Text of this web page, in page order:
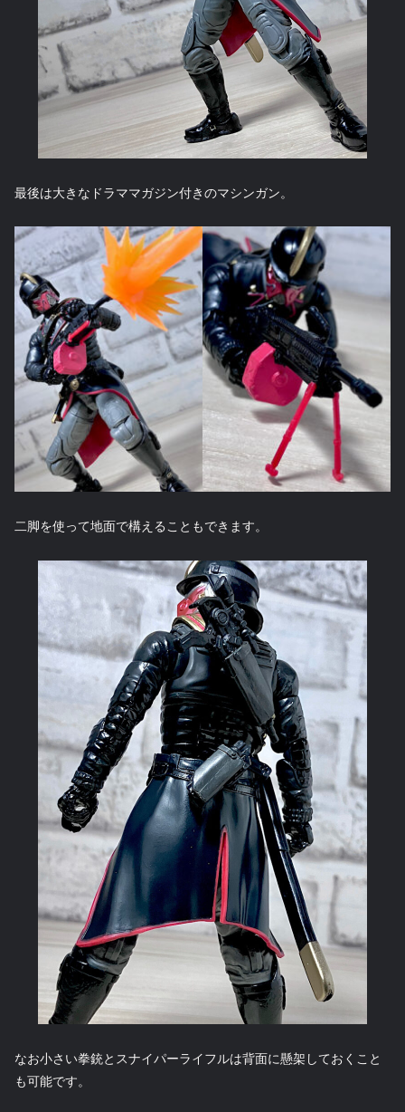
最後は大きなドラママガジン付きのマシンガン。
二脚を使って地面で構えることもできます。
なお小さい拳銃とスナイパーライフルは背面に懸架しておくこと
も可能です。